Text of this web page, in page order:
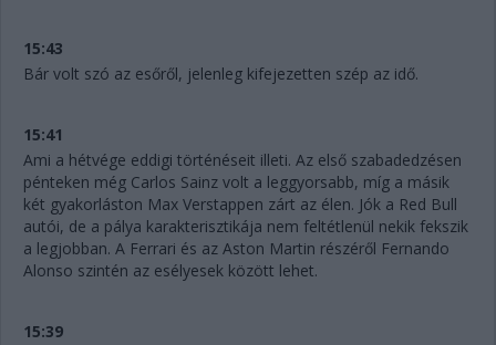
15:43
Bár volt szó az esőről, jelenleg kifejezetten szép az idő.
15:41
Ami a hétvége eddigi történéseit illeti. Az első szabadedzésen
pénteken még Carlos Sainz volt a leggyorsabb, míg a másik
két gyakorláston Max Verstappen zárt az élen. Jók a Red Bull
autói, de a pálya karakterisztikája nem feltétlenül nekik fekszik
a legjobban. A Ferrari és az Aston Martin részéről Fernando
Alonso szintén az esélyesek között lehet.
15:39